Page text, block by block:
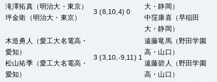
滝澤拓真（明治大・東京）
坪金衛 （明治大・東京）
3 (8,10,4) 0
大・静岡）
中窪康喜（早稲田
大・静岡）
木造勇人
（愛工大名電高・
愛知）
松山祐季（愛工大名電高・
愛知）
3 (3,10,-9,11) 1
遠藤竜馬（野田学園
高・山口）
遠藤碧人
（野田学園
高・山口）